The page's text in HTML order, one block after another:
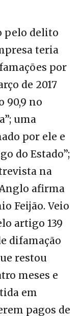
pelo delito
teria
por
de 2017
90,9 no
uma
por ele e
do Estado”;
na
Anglo afirma
Feijão. Veio
artigo 139
difamação
restou
meses e
em
pagos de